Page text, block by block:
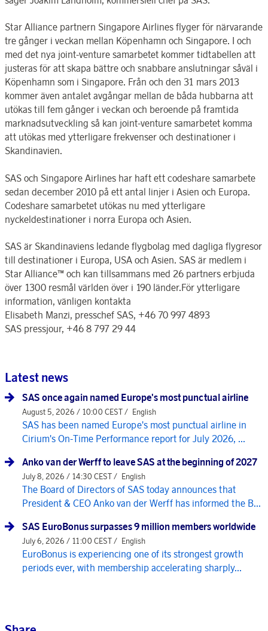
Star Alliance partnern Singapore Airlines flyger för närvarande
tre gånger i veckan mellan Köpenhamn och Singapore. I och
med det nya joint-venture samarbetet kommer tidtabellen att
justeras för att skapa bättre och snabbare anslutningar såväl i
Köpenhamn som i Singapore. Från och den 31 mars 2013
kommer även antalet avgångar mellan de båda hubbarna att
utökas till fem gånger i veckan och beroende på framtida
marknadsutveckling så kan joint-venture samarbetet komma
att utökas med ytterligare frekvenser och destinationer i
Skandinavien.
SAS och Singapore Airlines har haft ett codeshare samarbete
sedan december 2010 på ett antal linjer i Asien och Europa.
Codeshare samarbetet utökas nu med ytterligare
nyckeldestinationer i norra Europa och Asien.
SAS är Skandinaviens ledande flygbolag med dagliga flygresor
till destinationer i Europa, USA och Asien. SAS är medlem i
Star Alliance™ och kan tillsammans med 26 partners erbjuda
över 1300 resmål världen över i 190 länder.För ytterligare
information, vänligen kontakta
Elisabeth Manzi, presschef SAS, +46 70 997 4893
SAS pressjour, +46 8 797 29 44
Latest news
SAS once again named Europe's most punctual airline
August 5, 2026 / 10:00 CEST / English
SAS has been named Europe's most punctual airline in
Cirium's On-Time Performance report for July 2026, ...
Anko van der Werff to leave SAS at the beginning of 2027
July 8, 2026 / 14:30 CEST / English
The Board of Directors of SAS today announces that
President & CEO Anko van der Werff has informed the B...
SAS EuroBonus surpasses 9 million members worldwide
July 6, 2026 / 11:00 CEST / English
EuroBonus is experiencing one of its strongest growth
periods ever, with membership accelerating sharply...